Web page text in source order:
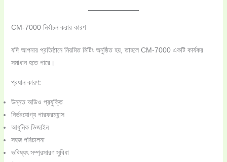
CM-7000 নির্বাচন করার কারণ
যদি আপনার প্রতিষ্ঠানে নিয়মিত মিটিং অনুষ্ঠিত হয়, তাহলে CM-7000 একটি কার্যকর
সমাধান হতে পারে।
প্রধান কারণ:
উন্নত অডিও প্রযুক্তি
নির্ভরযোগ্য পারফরম্যান্স
আধুনিক ডিজাইন
সহজ পরিচালনা
ভবিষ্যৎ সম্প্রসারণ সুবিধা